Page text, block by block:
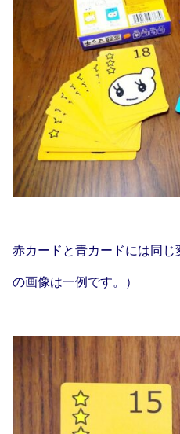
赤カードと青カードには同
の画像は一例です。）